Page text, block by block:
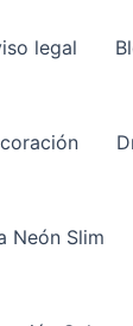
legal
Neón Slim